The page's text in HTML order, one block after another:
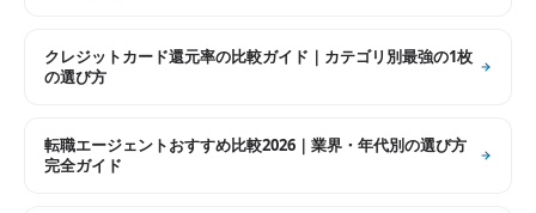
クレジットカード還元率の比較ガイド｜カテゴリ別最強の1枚
の選び方
転職エージェントおすすめ比較2026｜業界・年代別の選び方
完全ガイド